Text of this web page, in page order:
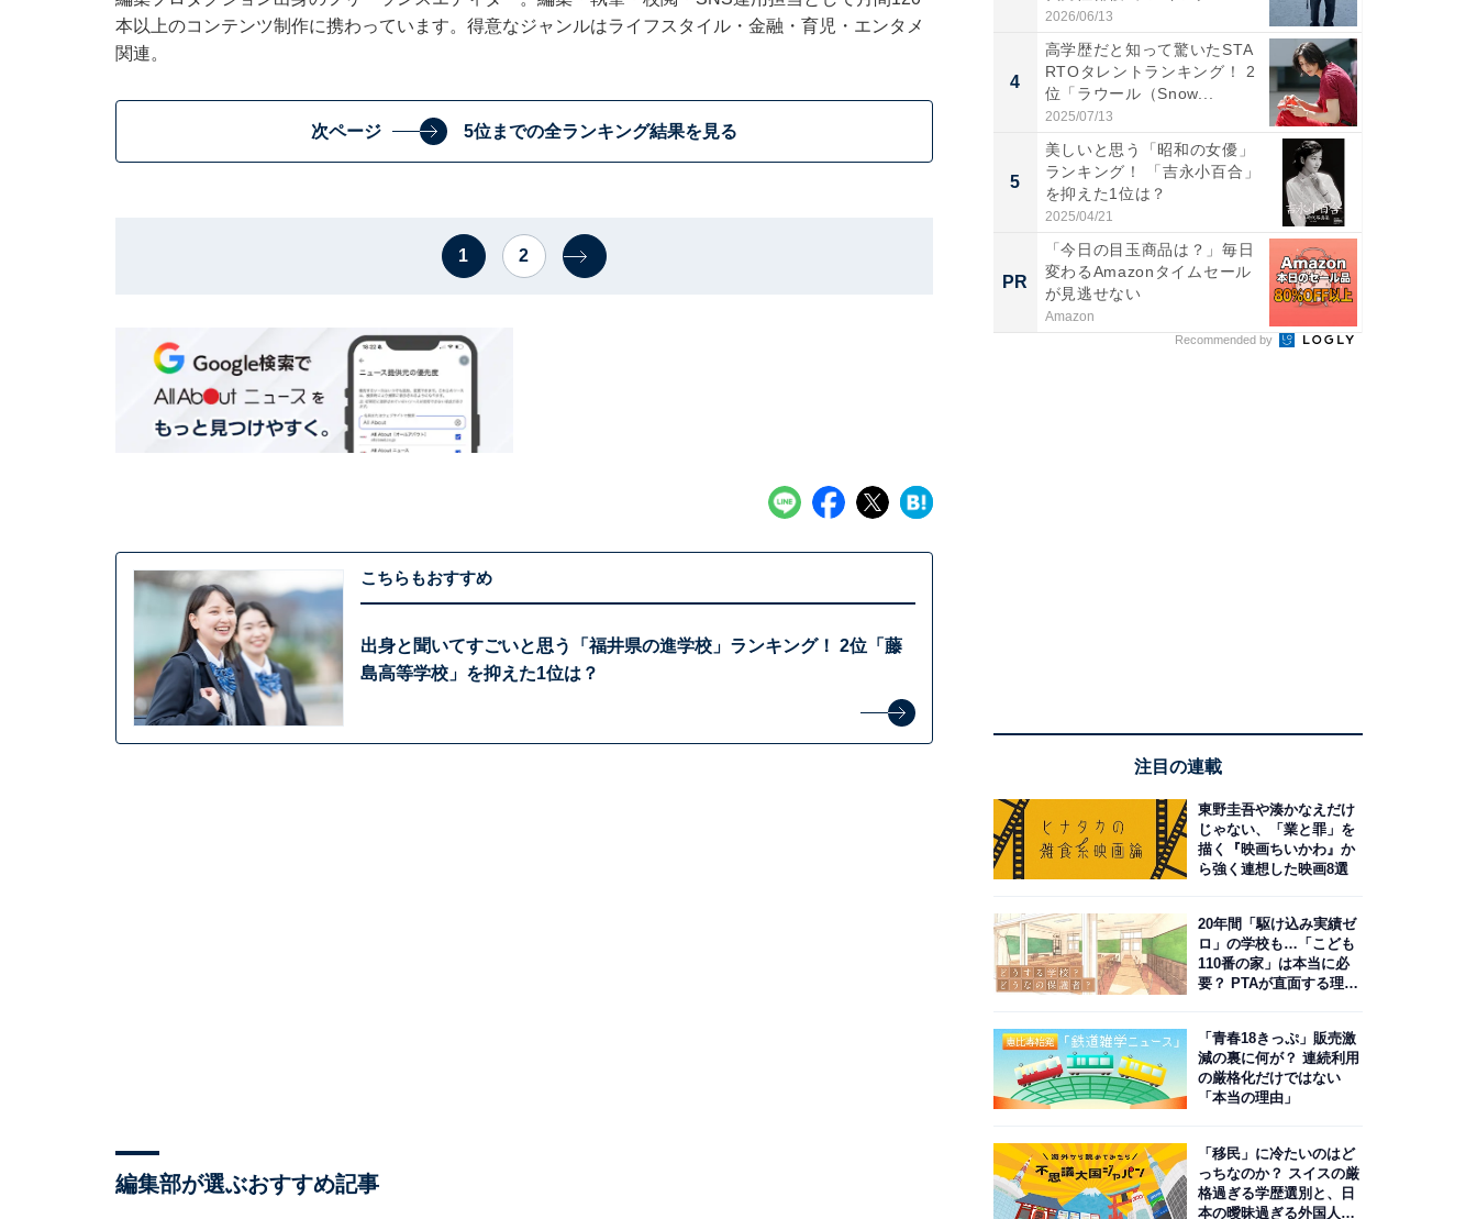
本以上のコンテンツ制作に携わっています。得意なジャンルはライフスタイル・金融・育児・エンタメ
関連。
次ページ 5位までの全ランキング結果を見る
1 2
こちらもおすすめ
出身と聞いてすごいと思う「福井県の進学校」ランキング！ 2位「藤
島高等学校」を抑えた1位は？
編集部が選ぶおすすめ記事
2026/06/13
4
高学歴だと知って驚いたSTA
RTOタレントランキング！ 2
位「ラウール（Snow...
2025/07/13
5
美しいと思う「昭和の女優」
ランキング！ 「吉永小百合」
を抑えた1位は？
2025/04/21
PR
「今日の目玉商品は？」毎日
変わるAmazonタイムセール
が見逃せない
Amazon
Recommended by
注目の連載
東野圭吾や湊かなえだけ
じゃない、「業と罪」を
描く『映画ちいかわ』か
ら強く連想した映画8選
20年間「駆け込み実績ゼ
ロ」の学校も…「こども
110番の家」は本当に必
要？ PTAが直面する理想
「青春18きっぷ」販売激
減の裏に何が？ 連続利用
の厳格化だけではない
「本当の理由」
「移民」に冷たいのはど
っちなのか？ スイスの厳
格過ぎる学歴選別と、日
本の曖昧過ぎる外国人政